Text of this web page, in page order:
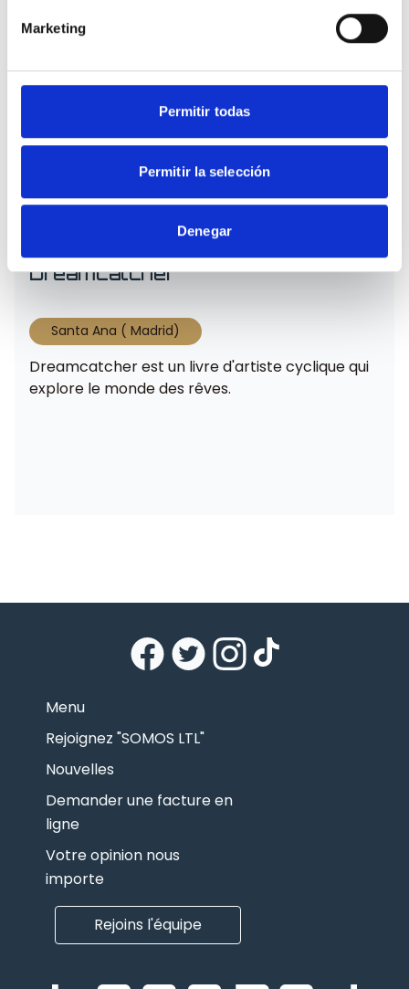
Marketing
Permitir todas
Permitir la selección
Denegar
Dreamcatcher
Santa Ana ( Madrid)
Dreamcatcher est un livre d'artiste cyclique qui
explore le monde des rêves.
Menu
Rejoignez "SOMOS LTL"
Nouvelles
Demander une facture en
ligne
Votre opinion nous
importe
Rejoins l'équipe